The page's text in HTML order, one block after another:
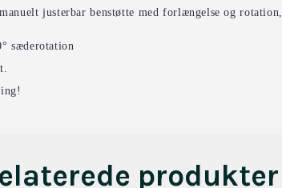
justerbar benstøtte med forlængelse og rotation,
sæderotation
produkter